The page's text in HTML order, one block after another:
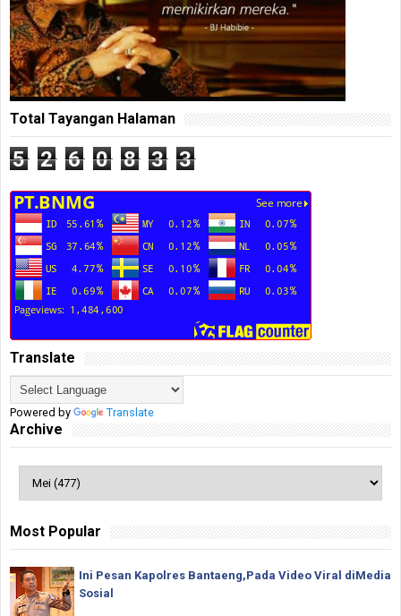
Total Tayangan Halaman
5 2 6 0 8 3 3
Translate
Powered by Translate
Archive
Most Popular
Ini Pesan Kapolres Bantaeng,Pada Video Viral diMedia
Sosial